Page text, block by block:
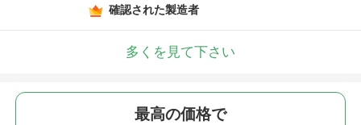
確認された製造者
多くを見て下さい
最高の価格で